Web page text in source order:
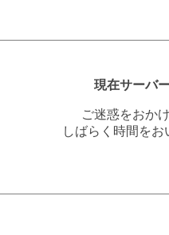
現在サーバ
ご迷惑をおか
しばらく時間を